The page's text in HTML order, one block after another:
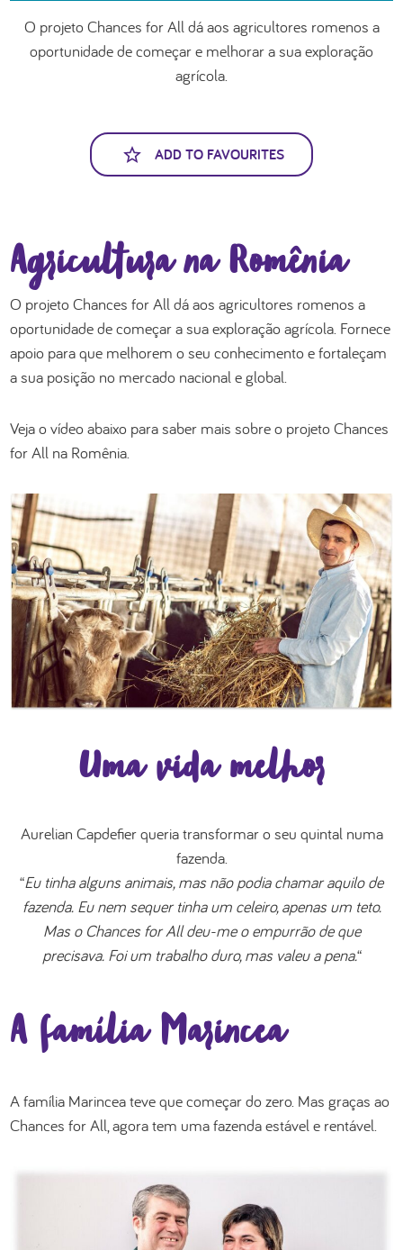
العربية
O projeto Chances for All dá aos agricultores romenos a
oportunidade de começar e melhorar a sua exploração
agrícola.
ADD TO FAVOURITES
Agricultura na Romênia
O projeto Chances for All dá aos agricultores romenos a
oportunidade de começar a sua exploração agrícola. Fornece
apoio para que melhorem o seu conhecimento e fortaleçam
a sua posição no mercado nacional e global.
Veja o vídeo abaixo para saber mais sobre o projeto Chances
for All na Romênia.
Uma vida melhor
Aurelian Capdefier queria transformar o seu quintal numa
fazenda.
“Eu tinha alguns animais, mas não podia chamar aquilo de
fazenda. Eu nem sequer tinha um celeiro, apenas um teto.
Mas o Chances for All deu-me o empurrão de que
precisava. Foi um trabalho duro, mas valeu a pena.“
A família Marincea
A família Marincea teve que começar do zero. Mas graças ao
Chances for All, agora tem uma fazenda estável e rentável.